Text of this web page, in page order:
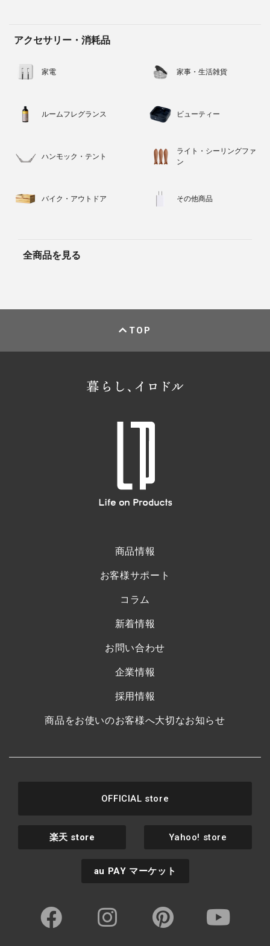
アクセサリー・消耗品
家電 家事・生活雑貨
ルームフレグランス ビューティー
ハンモック・テント
ライト・シーリングファ
ン
バイク・アウトドア その他商品
全商品を見る
TOP
商品情報
お客様サポート
コラム
新着情報
お問い合わせ
企業情報
採用情報
商品をお使いのお客様へ大切なお知らせ
OFFICIAL store
楽天 store Yahoo! store
au PAY マーケット